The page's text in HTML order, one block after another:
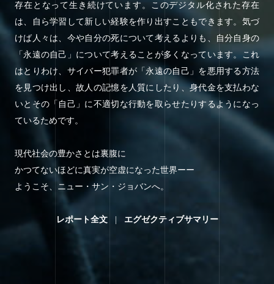
存在となって生き続けています。このデジタル化された存在
は、自ら学習して新しい経験を作り出すこともできます。気づ
けば人々は、今や自分の死について考えるよりも、自分自身の
「永遠の自己」について考えることが多くなっています。これ
はとりわけ、サイバー犯罪者が「永遠の自己」を悪用する方法
を見つけ出し、故人の記憶を人質にしたり、身代金を支払わな
いとその「自己」に不適切な行動を取らせたりするようになっ
ているためです。
現代社会の豊かさとは裏腹に
かつてないほどに真実が空虚になった世界ーー
ようこそ、ニュー・サン・ジョバンへ。
レポート全文 エグゼクティブサマリー